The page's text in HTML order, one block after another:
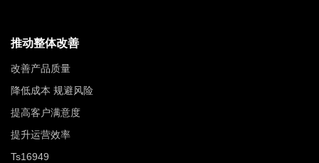
推动整体改善
改善产品质量
降低成本 规避风险
提高客户满意度
提升运营效率
Ts16949